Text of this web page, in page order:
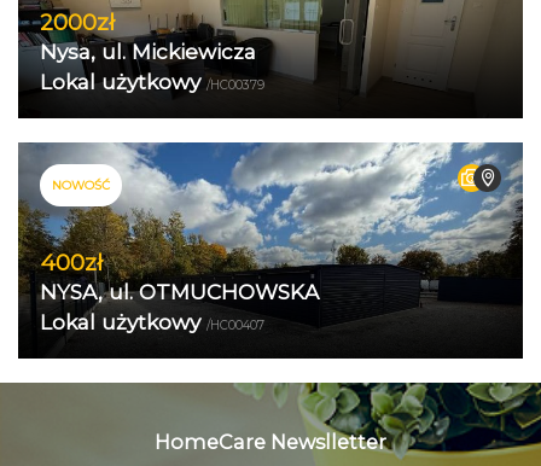
2000zł
Nysa, ul. Mickiewicza
Lokal użytkowy /HC00379
NOWOŚĆ
400zł
NYSA, ul. OTMUCHOWSKA
Lokal użytkowy /HC00407
HomeCare Newslletter